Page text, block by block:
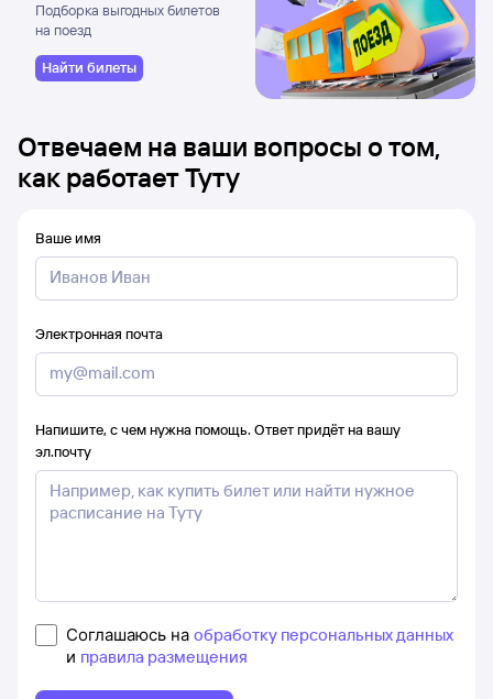
Подборка выгодных билетов
на поезд
Найти билеты
Отвечаем на ваши вопросы о том,
как работает Туту
Ваше имя
Электронная почта
Напишите, с чем нужна помощь. Ответ придёт на вашу
эл.почту
Соглашаюсь на обработку персональных данных
и правила размещения